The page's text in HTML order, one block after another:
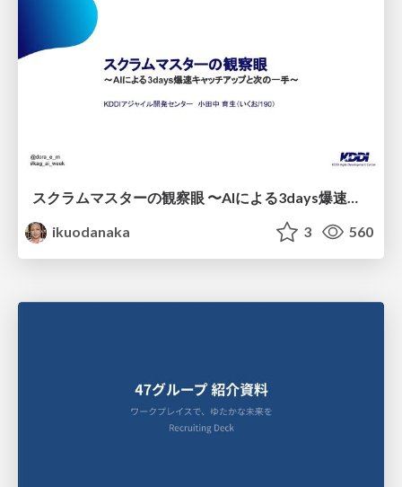
スクラムマスターの観察眼 〜AIによる3days爆速キャッチアップと次の一手〜/The Scrum Master's Insight: Lightning-Fast 3-Day Catch-Up with AI and the Next Move
ikuodanaka
3 560